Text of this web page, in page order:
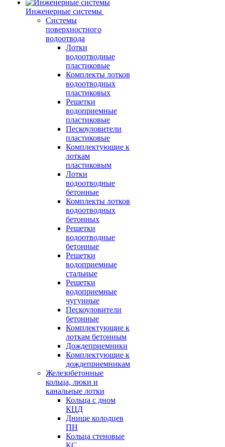
Инженерные системы
Системы
поверхностного
водоотвода
Лотки
водоотводные
пластиковые
Комплекты лотков
водоотводных
пластиковых
Решетки
водоприемные
пластиковые
Пескоуловители
пластиковые
Комплектующие к
лоткам
пластиковым
Лотки
водоотводные
бетонные
Комплекты лотков
водоотводных
бетонных
Решетки
водоотводные
бетонные
Решетки
водоприемные
стальные
Решетки
водоприемные
чугунные
Пескоуловители
бетонные
Комплектующие к
лоткам бетонным
Дождеприемники
Комплектующие к
дождеприемникам
Железобетонные
кольца, люки и
канальные лотки
Кольца с дном
КЦД
Днище колодцев
ПН
Кольца стеновые
КС